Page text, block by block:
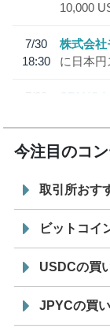
10,000
7/30
18:30
株式会社
に日本
7/29
SBI VC
今注目のコ
取引所おす
ビットコイ
USDCの買
JPYCの買